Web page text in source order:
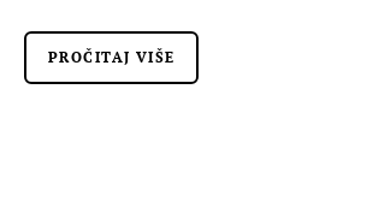
PROČITAJ VIŠE